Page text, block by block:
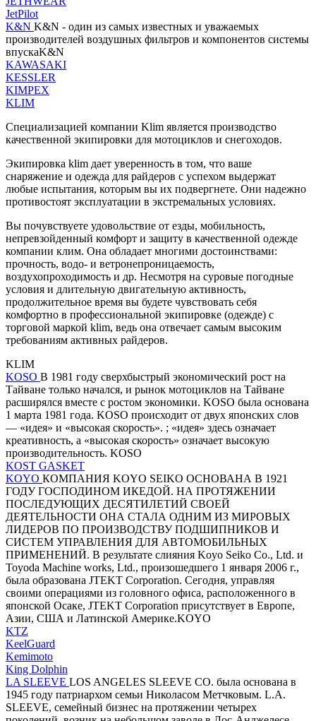
JetPilot
K&N K&N - один из самых известных и уважаемых
производителей воздушных фильтров и компонентов системы
впускаK&N
KAWASAKI
KESSLER
KIMPEX
KLIM
Специализацией компании Klim является производство
качественной экипировки для мотоциклов и снегоходов.
Экипировка klim дает уверенность в том, что ваше
снаряжение и одежда для райдеров с успехом выдержат
любые испытания, которым вы их подвергнете. Они надежно
противостоят эксплуатации в экстремальных условиях.
Вы почувствуете удовольствие от езды, мобильность,
непревзойденный комфорт и защиту в качественной одежде
компании клим. Она обладает многими достоинствами:
прочность, водо- и ветронепроницаемость,
воздухопроходимость и др. Несмотря на суровые погодные
условия и длительную двигательную активность,
продолжительное время вы будете чувствовать себя
комфортно в профессиональной экипировке (одежде) с
торговой маркой klim, ведь она отвечает самым высоким
требованиям активных райдеров.
KLIM
KOSO В 1981 году сверхбыстрый экономический рост на
Тайване только начался, и рынок мотоциклов на Тайване
расширялся вместе с ростом экономики. KOSO была основана
1 марта 1981 года. KOSO происходит от двух японских слов
— «идея» и «высокая скорость». ; «идея» здесь означает
креативность, а «высокая скорость» означает высокую
производительность. KOSO
KOST GASKET
KOYO КОМПАНИЯ KOYO SEIKO ОСНОВАНА В 1921
ГОДУ ГОСПОДИНОМ ИКЕДОЙ. НА ПРОТЯЖЕНИИ
ПОСЛЕДУЮЩИХ ДЕСЯТИЛЕТИЙ СВОЕЙ
ДЕЯТЕЛЬНОСТИ ОНА СТАЛА ОДНИМ ИЗ МИРОВЫХ
ЛИДЕРОВ ПО ПРОИЗВОДСТВУ ПОДШИПНИКОВ И
СИСТЕМ УПРАВЛЕНИЯ ДЛЯ АВТОМОБИЛЬНЫХ
ПРИМЕНЕНИЙ. В результате слияния Koyo Seiko Co., Ltd. и
Toyoda Machine works, Ltd., произошедшего 1 января 2006 г.,
была образована JTEKT Corporation. Сегодня, управляя
своими операциями из головного офиса, расположенного в
японской Осаке, JTEKT Corporation присутствует в Европе,
Азии, США и Латинской Америке.KOYO
KTZ
KeelGuard
Kemimoto
King Dolphin
LA SLEEVE LOS ANGELES SLEEVE CO. была основана в
1945 году патриархом семьи Николасом Метчковым. L.A.
SLEEVE, семейный бизнес на протяжении четырех